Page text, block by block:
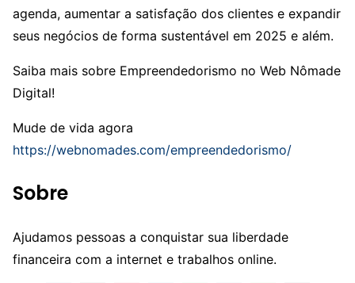
agenda, aumentar a satisfação dos clientes e expandir
seus negócios de forma sustentável em 2025 e além.
Saiba mais sobre Empreendedorismo no Web Nômade
Digital!
Mude de vida agora
https://webnomades.com/empreendedorismo/
Sobre
Ajudamos pessoas a conquistar sua liberdade
financeira com a internet e trabalhos online.